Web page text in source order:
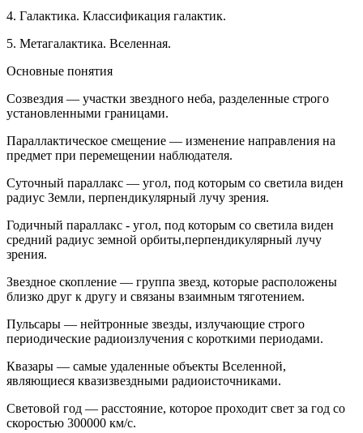
4. Галактика. Классификация галактик.
5. Метагалактика. Вселенная.
Основные понятия
Созвездия — участки звездного неба, разделенные строго
установленными границами.
Параллактическое смещение — изменение направления на
предмет при перемещении наблюдателя.
Суточный параллакс — угол, под которым со светила виден
радиус Земли, перпендикулярный лучу зрения.
Годичный параллакс - угол, под которым со светила виден
средний радиус земной орбиты,перпендикулярный лучу
зрения.
Звездное скопление — группа звезд, которые расположены
близко друг к другу и связаны взаимным тяготением.
Пульсары — нейтронные звезды, излучающие строго
периодические радиоизлучения с короткими периодами.
Квазары — самые удаленные объекты Вселенной,
являющиеся квазизвездными радиоисточниками.
Световой год — расстояние, которое проходит свет за год со
скоростью 300000 км/с.